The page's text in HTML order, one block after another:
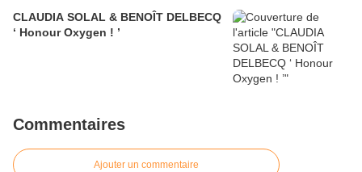
CLAUDIA SOLAL & BENOÎT DELBECQ
‘ Honour Oxygen ! ’
Commentaires
Ajouter un commentaire